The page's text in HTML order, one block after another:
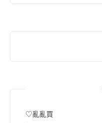
♡亂亂買